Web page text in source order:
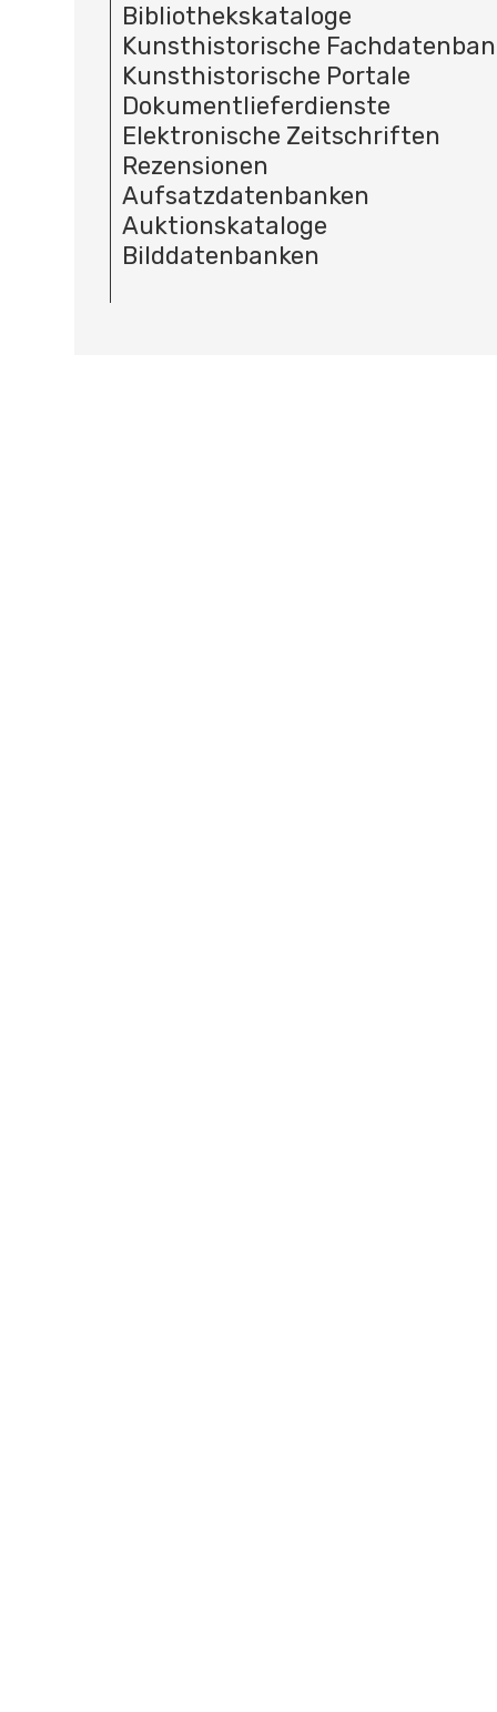
Bibliothekskataloge
Kunsthistorische
Kunsthistorische Portale
Dokumentlieferdienste
Elektronische Zeitschriften
Rezensionen
Aufsatzdatenbanken
Auktionskataloge
Bilddatenbanken